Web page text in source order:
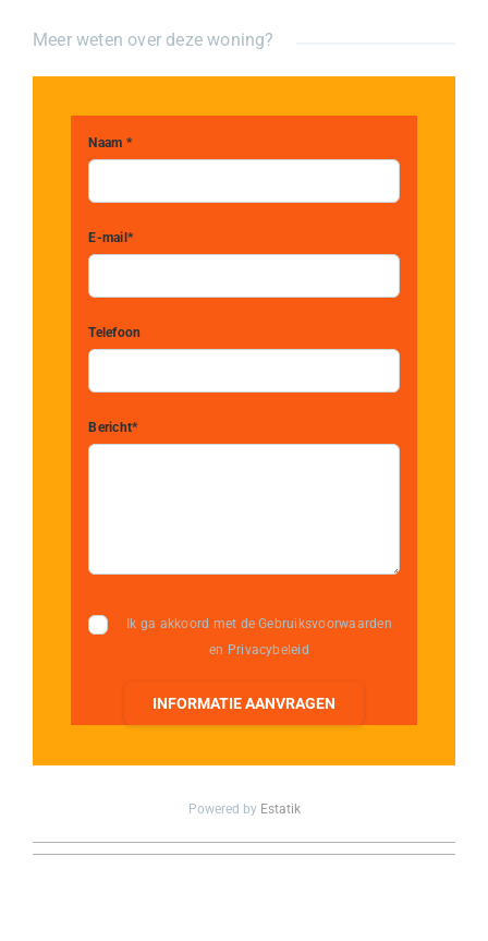
Meer weten over deze woning?
Naam *
E-mail*
Telefoon
Bericht*
Ik ga akkoord met de Gebruiksvoorwaarden
en Privacybeleid
INFORMATIE AANVRAGEN
Powered by Estatik